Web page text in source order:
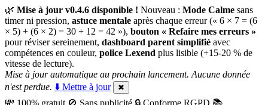
🌿 Mise à jour v0.4.6 disponible ! Nouveau : Mode Calme sans
timer ni pression, astuce mentale après chaque erreur (« 6 × 7 = (6
× 5) + (6 × 2) = 30 + 12 = 42 »), bouton « Refaire mes erreurs »
pour réviser sereinement, dashboard parent simplifié avec
compétences en couleur, police Lexend plus lisible (+15-20 % de
vitesse de lecture).
Mise à jour automatique au prochain lancement. Aucune donnée
n'est perdue. ⬇️ Mettre à jour ✖
💸 100% gratuit 🚫 Sans publicité 🔒 Conforme RGPD 📚